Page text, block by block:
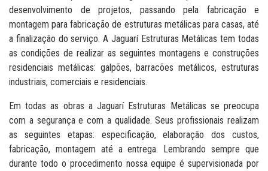
desenvolvimento de projetos, passando pela fabricação e
montagem para fabricação de estruturas metálicas para casas, até
a finalização do serviço. A Jaguarí Estruturas Metálicas tem todas
as condições de realizar as seguintes montagens e construções
residenciais metálicas: galpões, barracões metálicos, estruturas
industriais, comerciais e residenciais.
Em todas as obras a Jaguarí Estruturas Metálicas se preocupa
com a segurança e com a qualidade. Seus profissionais realizam
as seguintes etapas: especificação, elaboração dos custos,
fabricação, montagem até a entrega. Lembrando sempre que
durante todo o procedimento nossa equipe é supervisionada por